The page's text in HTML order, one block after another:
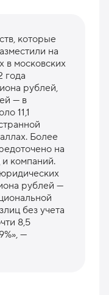
которые
на
в московских
года
рублей,
— в
11,1
Более
на
и компаний.
рублей —
без учета
8,5
—